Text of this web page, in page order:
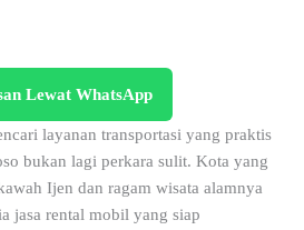
Lewat WhatsApp
layanan transportasi yang praktis
bukan lagi perkara sulit. Kota yang
Ijen dan ragam wisata alamnya
jasa rental mobil yang siap